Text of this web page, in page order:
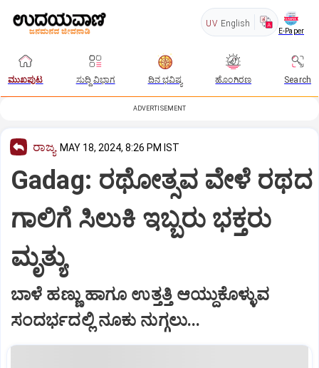
UV English
E-Paper
ಮುಖಪುಟ ಸುದ್ದಿ ವಿಭಾಗ ದಿನ ಭವಿಷ್ಯ ಹೊಂಗಿರಣ Search
ADVERTISEMENT
ರಾಜ್ಯ MAY 18, 2024, 8:26 PM IST
Gadag: ರಥೋತ್ಸವ ವೇಳೆ ರಥದ
ಗಾಲಿಗೆ ಸಿಲುಕಿ ಇಬ್ಬರು ಭಕ್ತರು
ಮೃತ್ಯು
ಬಾಳೆ ಹಣ್ಣು ಹಾಗೂ ಉತ್ತತ್ತಿ ಆಯ್ದುಕೊಳ್ಳುವ
ಸಂದರ್ಭದಲ್ಲಿ ನೂಕು ನುಗ್ಗಲು...